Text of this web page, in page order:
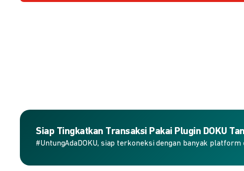
Siap Tingkatkan Transaksi Pakai Plugin DOKU
#UntungAdaDOKU, siap terkoneksi dengan banyak